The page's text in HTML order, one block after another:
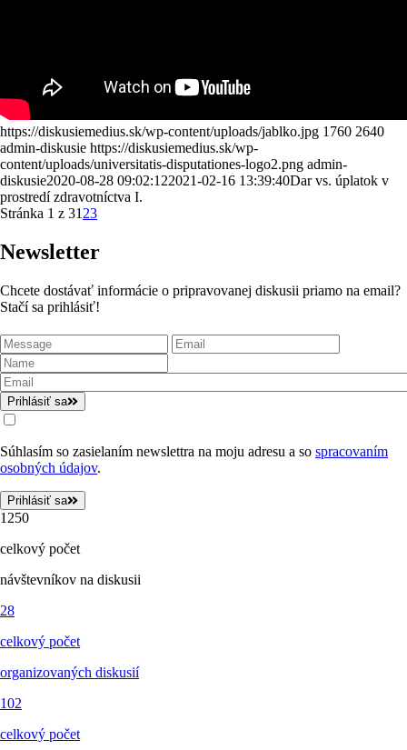
https://diskusiemedius.sk/wp-content/uploads/jablko.jpg 1760 2640
admin-diskusie https://diskusiemedius.sk/wp-
content/uploads/universitatis-disputationes-logo2.png admin-
diskusie2020-08-28 09:02:122021-02-16 13:39:40Dar vs. úplatok v
prostredí zdravotníctva I.
Stránka 1 z 31 23
Newsletter
Chcete dostávať informácie o pripravovanej diskusii priamo na email?
Stačí sa prihlásiť!
Prihlásiť sa
Súhlasím so zasielaním newslettra na moju adresu a so spracovaním
osobných údajov.
Prihlásiť sa
1250
celkový počet
návštevníkov na diskusii
28
celkový počet
organizovaných diskusií
102
celkový počet